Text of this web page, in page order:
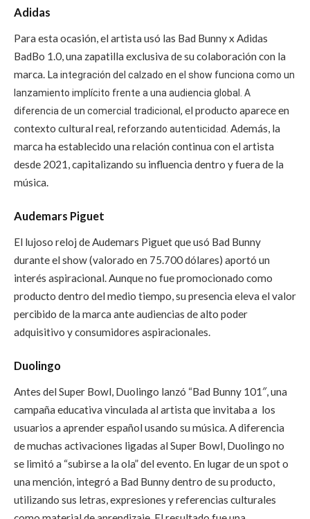
Adidas
Para esta ocasión, el artista usó las Bad Bunny x Adidas
BadBo 1.0, una zapatilla exclusiva de su colaboración con la
marca. La integración del calzado en el show funciona como un
lanzamiento implícito frente a una audiencia global. A
diferencia de un comercial tradicional, el producto aparece en
contexto cultural real, reforzando autenticidad. Además, la
marca ha establecido una relación continua con el artista
desde 2021, capitalizando su influencia dentro y fuera de la
música.
Audemars Piguet
El lujoso reloj de Audemars Piguet que usó Bad Bunny
durante el show (valorado en 75.700 dólares) aportó un
interés aspiracional. Aunque no fue promocionado como
producto dentro del medio tiempo, su presencia eleva el valor
percibido de la marca ante audiencias de alto poder
adquisitivo y consumidores aspiracionales.
Duolingo
Antes del Super Bowl, Duolingo lanzó “Bad Bunny 101″, una
campaña educativa vinculada al artista que invitaba a los
usuarios a aprender español usando su música. A diferencia
de muchas activaciones ligadas al Super Bowl, Duolingo no
se limitó a “subirse a la ola” del evento. En lugar de un spot o
una mención, integró a Bad Bunny dentro de su producto,
utilizando sus letras, expresiones y referencias culturales